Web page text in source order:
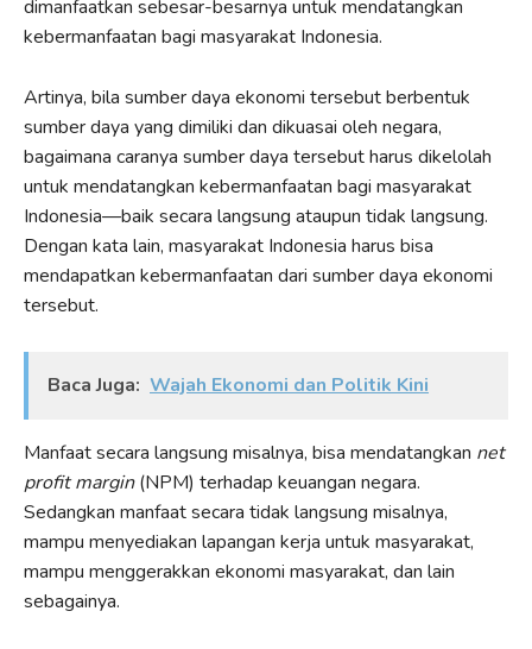
dimanfaatkan sebesar-besarnya untuk mendatangkan
kebermanfaatan bagi masyarakat Indonesia.
Artinya, bila sumber daya ekonomi tersebut berbentuk
sumber daya yang dimiliki dan dikuasai oleh negara,
bagaimana caranya sumber daya tersebut harus dikelolah
untuk mendatangkan kebermanfaatan bagi masyarakat
Indonesia—baik secara langsung ataupun tidak langsung.
Dengan kata lain, masyarakat Indonesia harus bisa
mendapatkan kebermanfaatan dari sumber daya ekonomi
tersebut.
Baca Juga: Wajah Ekonomi dan Politik Kini
Manfaat secara langsung misalnya, bisa mendatangkan net
profit margin(NPM) terhadap keuangan negara.
Sedangkan manfaat secara tidak langsung misalnya,
mampu menyediakan lapangan kerja untuk masyarakat,
mampu menggerakkan ekonomi masyarakat, dan lain
sebagainya.